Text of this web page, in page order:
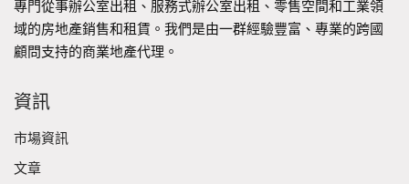
專門從事辦公室出租、服務式辦公室出租、零售空間和工業領
域的房地產銷售和租賃。我們是由一群經驗豐富、專業的跨國
顧問支持的商業地產代理。
資訊
市場資訊
文章